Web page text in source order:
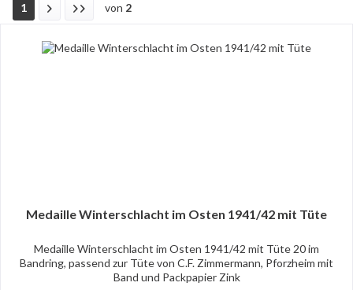
1 von 2
Medaille Winterschlacht im Osten 1941/42 mit Tüte
Medaille Winterschlacht im Osten 1941/42 mit Tüte 20 im
Bandring, passend zur Tüte von C.F. Zimmermann, Pforzheim mit
Band und Packpapier Zink